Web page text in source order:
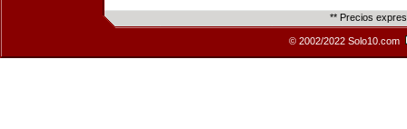
** Precios
© 2002/2022 Solo10.com